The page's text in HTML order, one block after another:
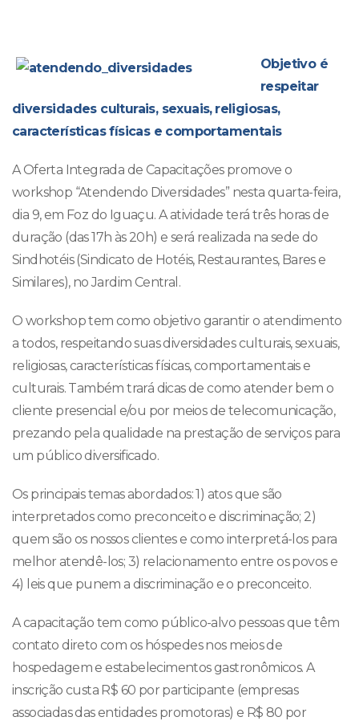
Objetivo é
respeitar
diversidades culturais, sexuais, religiosas,
características físicas e comportamentais
A Oferta Integrada de Capacitações promove o
workshop “Atendendo Diversidades” nesta quarta-feira,
dia 9, em Foz do Iguaçu. A atividade terá três horas de
duração (das 17h às 20h) e será realizada na sede do
Sindhotéis (Sindicato de Hotéis, Restaurantes, Bares e
Similares), no Jardim Central.
O workshop tem como objetivo garantir o atendimento
a todos, respeitando suas diversidades culturais, sexuais,
religiosas, características físicas, comportamentais e
culturais. Também trará dicas de como atender bem o
cliente presencial e/ou por meios de telecomunicação,
prezando pela qualidade na prestação de serviços para
um público diversificado.
Os principais temas abordados: 1) atos que são
interpretados como preconceito e discriminação; 2)
quem são os nossos clientes e como interpretá-los para
melhor atendê-los; 3) relacionamento entre os povos e
4) leis que punem a discriminação e o preconceito.
A capacitação tem como público-alvo pessoas que têm
contato direto com os hóspedes nos meios de
hospedagem e estabelecimentos gastronômicos. A
inscrição custa R$ 60 por participante (empresas
associadas das entidades promotoras) e R$ 80 por